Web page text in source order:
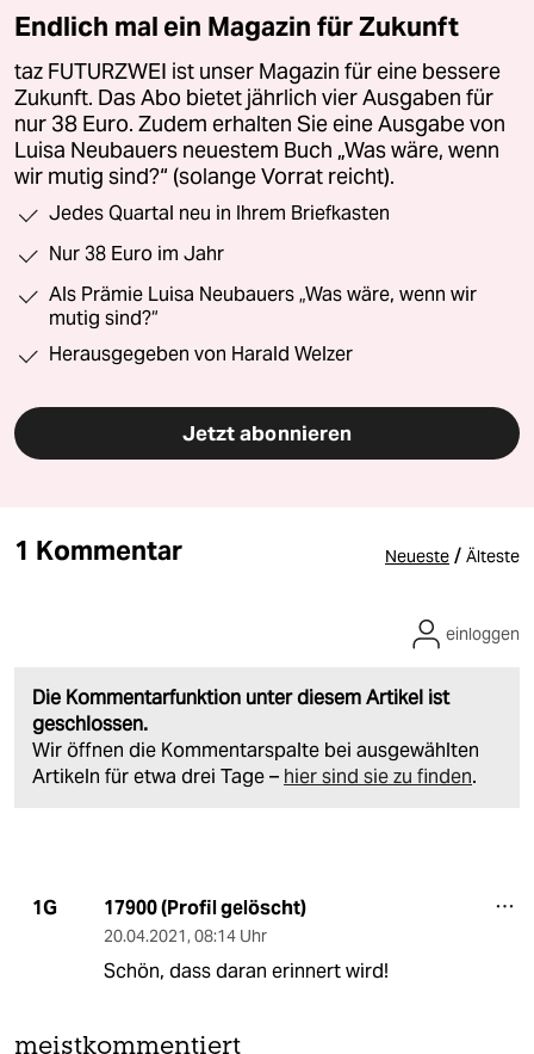
Endlich mal ein Magazin für Zukunft
taz FUTURZWEI ist unser Magazin für eine bessere
Zukunft. Das Abo bietet jährlich vier Ausgaben für
nur 38 Euro. Zudem erhalten Sie eine Ausgabe von
Luisa Neubauers neuestem Buch „Was wäre, wenn
wir mutig sind?“ (solange Vorrat reicht).
Jedes Quartal neu in Ihrem Briefkasten
Nur 38 Euro im Jahr
Als Prämie Luisa Neubauers „Was wäre, wenn wir
mutig sind?“
Herausgegeben von Harald Welzer
Jetzt abonnieren
1 Kommentar Neueste / Älteste
Die Kommentarfunktion unter diesem Artikel ist
geschlossen.
Wir öffnen die Kommentarspalte bei ausgewählten
Artikeln für etwa drei Tage – hier sind sie zu finden.
einloggen
1G 17900 (Profil gelöscht)
20.04.2021, 08:14 Uhr
Schön, dass daran erinnert wird!
meistkommentiert